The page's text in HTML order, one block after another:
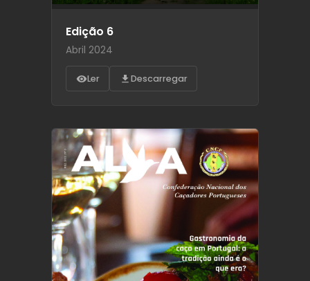
Edição 6
Abril 2024
Ler Descarregar